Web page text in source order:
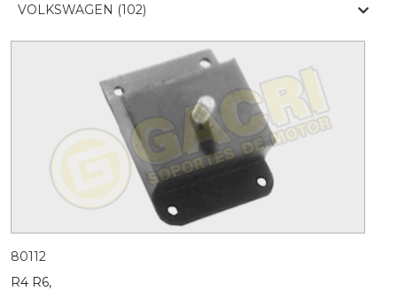
VOLKSWAGEN (102)
80112
R4 R6,